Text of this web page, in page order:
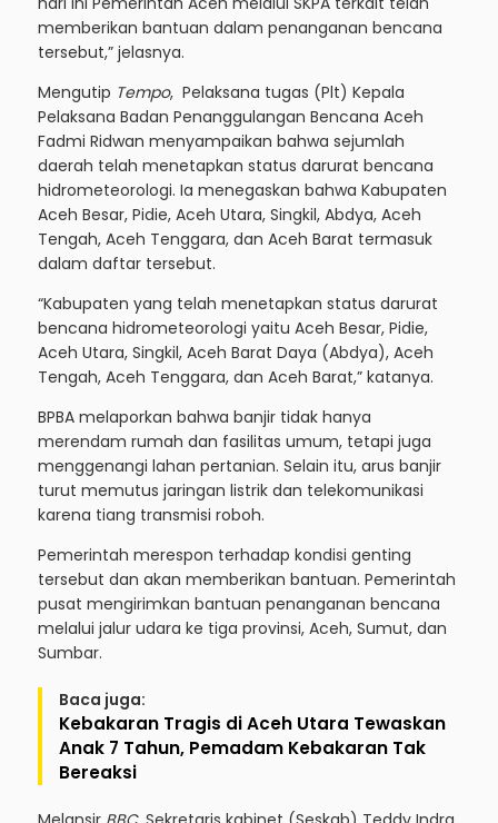
memberikan bantuan dalam penanganan bencana
tersebut,” jelasnya.
Mengutip Tempo, Pelaksana tugas (Plt) Kepala
Pelaksana Badan Penanggulangan Bencana Aceh
Fadmi Ridwan menyampaikan bahwa sejumlah
daerah telah menetapkan status darurat bencana
hidrometeorologi. Ia menegaskan bahwa Kabupaten
Aceh Besar, Pidie, Aceh Utara, Singkil, Abdya, Aceh
Tengah, Aceh Tenggara, dan Aceh Barat termasuk
dalam daftar tersebut.
“Kabupaten yang telah menetapkan status darurat
bencana hidrometeorologi yaitu Aceh Besar, Pidie,
Aceh Utara, Singkil, Aceh Barat Daya (Abdya), Aceh
Tengah, Aceh Tenggara, dan Aceh Barat,” katanya.
BPBA melaporkan bahwa banjir tidak hanya
merendam rumah dan fasilitas umum, tetapi juga
menggenangi lahan pertanian. Selain itu, arus banjir
turut memutus jaringan listrik dan telekomunikasi
karena tiang transmisi roboh.
Pemerintah merespon terhadap kondisi genting
tersebut dan akan memberikan bantuan. Pemerintah
pusat mengirimkan bantuan penanganan bencana
melalui jalur udara ke tiga provinsi, Aceh, Sumut, dan
Sumbar.
Baca juga:
Kebakaran Tragis di Aceh Utara Tewaskan
Anak 7 Tahun, Pemadam Kebakaran Tak
Bereaksi